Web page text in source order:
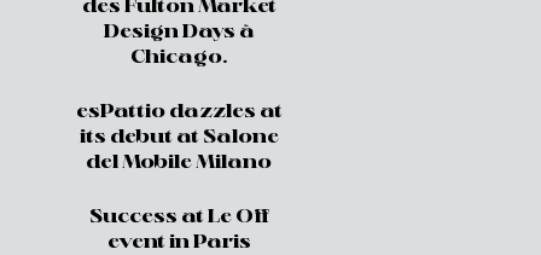
des Fulton Market
Design Days à
Chicago.
esPattio dazzles at
its debut at Salone
del Mobile Milano
Success at Le Off
event in Paris